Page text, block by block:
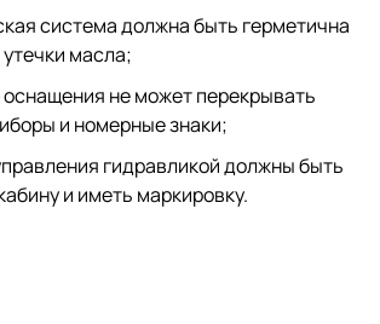
система должна быть герметична
масла;
не может перекрывать
и номерные знаки;
гидравликой должны быть
и иметь маркировку.